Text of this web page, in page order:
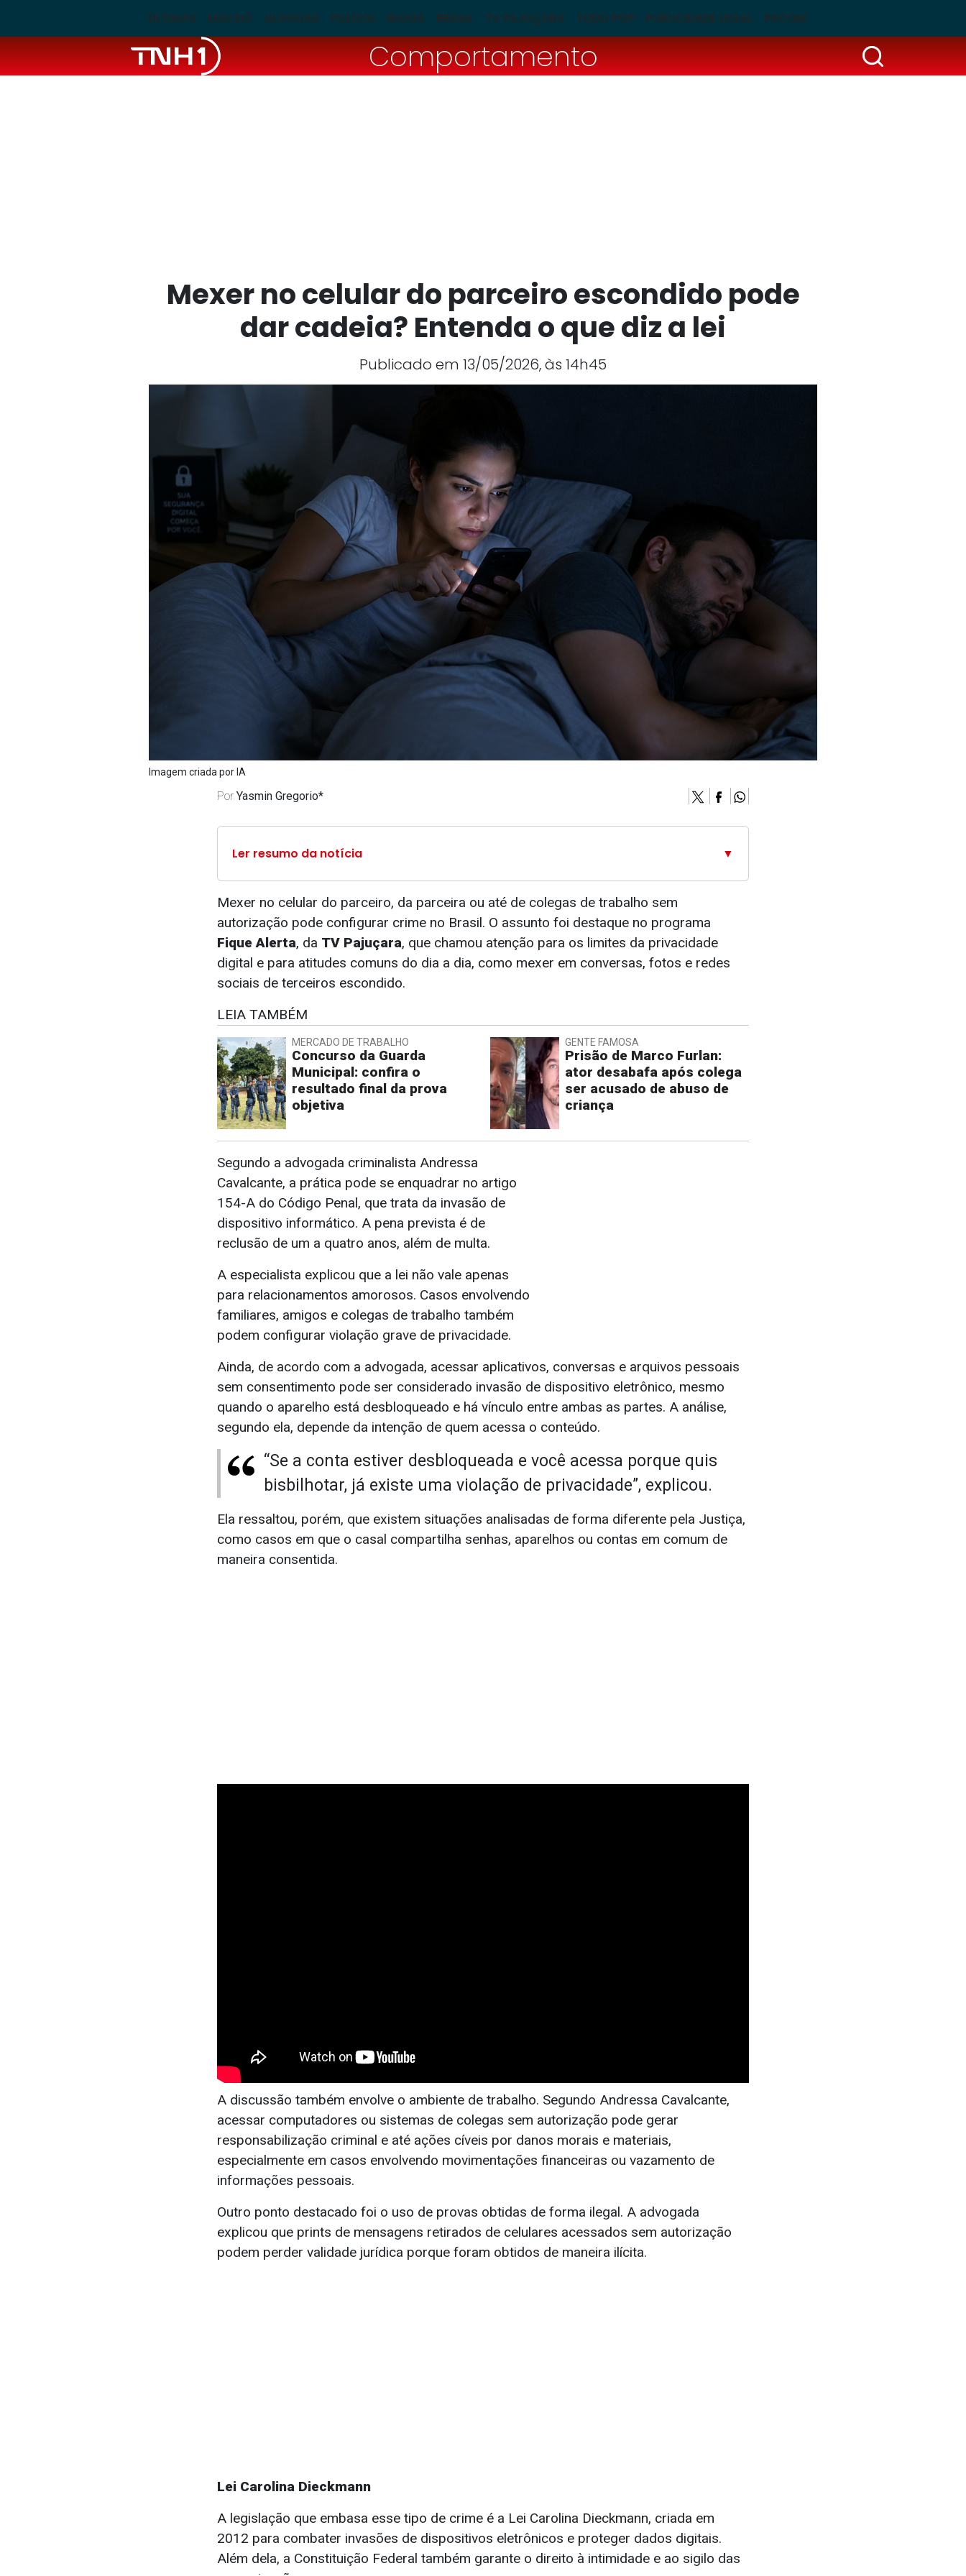
ÚLTIMAS MACEIÓ ALAGOAS POLÍCIA BLOGS BRASIL TV PAJUÇARA TUDO POP PUBLICIDADE LEGAL PSCOM
Comportamento
Mexer no celular do parceiro escondido pode
dar cadeia? Entenda o que diz a lei
Publicado em 13/05/2026, às 14h45
Imagem criada por IA
Por Yasmin Gregorio*
Ler resumo da notícia ▼
Mexer no celular do parceiro, da parceira ou até de colegas de trabalho sem
autorização pode configurar crime no Brasil. O assunto foi destaque no programa
Fique Alerta, da TV Pajuçara, que chamou atenção para os limites da privacidade
digital e para atitudes comuns do dia a dia, como mexer em conversas, fotos e redes
sociais de terceiros escondido.
LEIA TAMBÉM
MERCADO DE TRABALHO
Concurso da Guarda
Municipal: confira o
resultado final da prova
objetiva
GENTE FAMOSA
Prisão de Marco Furlan:
ator desabafa após colega
ser acusado de abuso de
criança
Segundo a advogada criminalista Andressa
Cavalcante, a prática pode se enquadrar no artigo
154-A do Código Penal, que trata da invasão de
dispositivo informático. A pena prevista é de
reclusão de um a quatro anos, além de multa.
A especialista explicou que a lei não vale apenas
para relacionamentos amorosos. Casos envolvendo
familiares, amigos e colegas de trabalho também
podem configurar violação grave de privacidade.
Ainda, de acordo com a advogada, acessar aplicativos, conversas e arquivos pessoais
sem consentimento pode ser considerado invasão de dispositivo eletrônico, mesmo
quando o aparelho está desbloqueado e há vínculo entre ambas as partes. A análise,
segundo ela, depende da intenção de quem acessa o conteúdo.
“Se a conta estiver desbloqueada e você acessa porque quis
bisbilhotar, já existe uma violação de privacidade”, explicou.
Ela ressaltou, porém, que existem situações analisadas de forma diferente pela Justiça,
como casos em que o casal compartilha senhas, aparelhos ou contas em comum de
maneira consentida.
A discussão também envolve o ambiente de trabalho. Segundo Andressa Cavalcante,
acessar computadores ou sistemas de colegas sem autorização pode gerar
responsabilização criminal e até ações cíveis por danos morais e materiais,
especialmente em casos envolvendo movimentações financeiras ou vazamento de
informações pessoais.
Outro ponto destacado foi o uso de provas obtidas de forma ilegal. A advogada
explicou que prints de mensagens retirados de celulares acessados sem autorização
podem perder validade jurídica porque foram obtidos de maneira ilícita.
Lei Carolina Dieckmann
A legislação que embasa esse tipo de crime é a Lei Carolina Dieckmann, criada em
2012 para combater invasões de dispositivos eletrônicos e proteger dados digitais.
Além dela, a Constituição Federal também garante o direito à intimidade e ao sigilo das